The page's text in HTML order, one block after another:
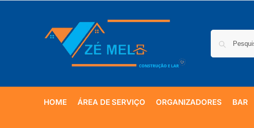
HOME ÁREA DE SERVIÇO ORGANIZADORES BAR